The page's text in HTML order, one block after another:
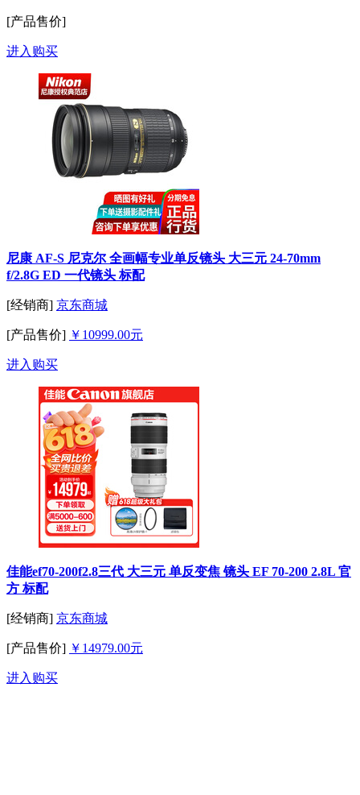
[产品售价]
进入购买
尼康 AF-S 尼克尔 全画幅专业单反镜头 大三元 24-70mm
f/2.8G ED 一代镜头 标配
[经销商] 京东商城
[产品售价] ￥10999.00元
进入购买
佳能ef70-200f2.8三代 大三元 单反变焦 镜头 EF 70-200 2.8L 官
方 标配
[经销商] 京东商城
[产品售价] ￥14979.00元
进入购买